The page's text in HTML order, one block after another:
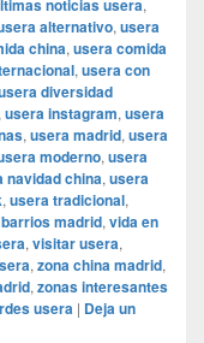
noticias usera,
alternativo, usera
china, usera comida
, usera con
diversidad
usera instagram, usera
, usera madrid, usera
moderno, usera
navidad china, usera
, usera tradicional,
madrid, vida en
, visitar usera,
, zona china madrid,
, zonas interesantes
usera | Deja un